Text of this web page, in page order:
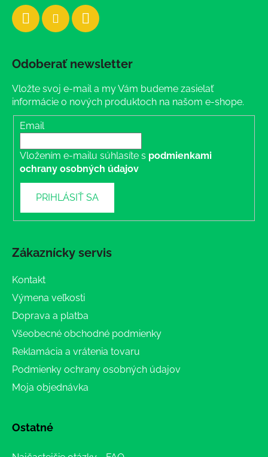
Odoberať newsletter
Vložte svoj e-mail a my Vám budeme zasielať
informácie o nových produktoch na našom e-shope.
Email
Vložením e-mailu súhlasíte s podmienkami
ochrany osobných údajov
PRIHLÁSIŤ SA
Zákaznícky servis
Kontakt
Výmena veľkosti
Doprava a platba
Všeobecné obchodné podmienky
Reklamácia a vrátenia tovaru
Podmienky ochrany osobných údajov
Moja objednávka
Ostatné